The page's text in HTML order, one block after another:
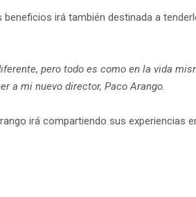
irá también destinada a
pero todo es como en la vida
a mi nuevo director, Paco Arango.
irá compartiendo sus experiencias